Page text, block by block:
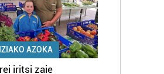
AZOKA
iritsi zaie